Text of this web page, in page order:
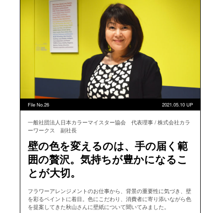
File No.26 2021.05.10 UP
一般社団法人日本カラーマイスター協会 代表理事 / 株式会社カラ
ーワークス 副社長
壁の色を変えるのは、手の届く範
囲の贅沢。気持ちが豊かになるこ
とが大切。
フラワーアレンジメントのお仕事から、背景の重要性に気づき、壁
を彩るペイントに着目。色にこだわり、消費者に寄り添いながら色
を提案してきた秋山さんに壁紙について聞いてみました。